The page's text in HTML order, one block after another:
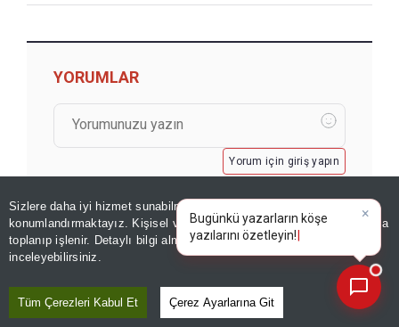
Sizlere daha iyi hizmet sunabilmek adına sitemizde
konumlandırmaktayız. Kişisel verileriniz, KVKK ve GDPR kapsamında
toplanıp işlenir. Detaylı bilgi almak içinAydınlatma Metnimizi
inceleyebilirsiniz.
Tüm Çerezleri Kabul Et Çerez Ayarlarına Git
YORUMLAR
Yorum için giriş yapın
GÖZDEN KAÇMASIN
Bugünkü yaza